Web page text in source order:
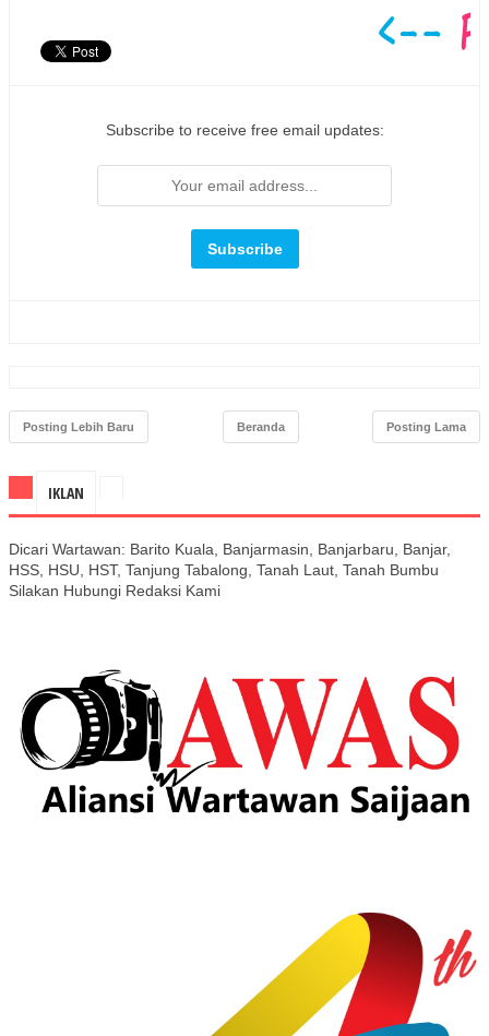
Subscribe to receive free email updates:
Posting Lebih Baru Posting Lama
Beranda
IKLAN
Dicari Wartawan: Barito Kuala, Banjarmasin, Banjarbaru, Banjar,
HSS, HSU, HST, Tanjung Tabalong, Tanah Laut, Tanah Bumbu
Silakan Hubungi Redaksi Kami